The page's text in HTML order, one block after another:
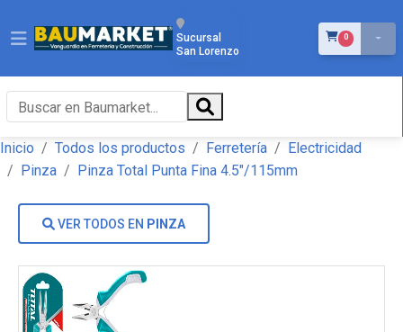
Sucursal
San Lorenzo
0ÍTEMS EN EL
Inicio Todos los productos Ferretería
Electricidad
Pinza
Pinza Total Punta Fina 4.5"/115mm
VER TODOS EN PINZA